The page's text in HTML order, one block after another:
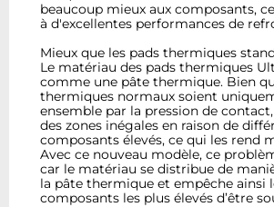
beaucoup mieux aux composants,
à d'excellentes performances de
Mieux que les pads thermiques
Le matériau des pads thermiques
comme une pâte thermique. Bien
thermiques normaux soient
ensemble par la pression de
des zones inégales en raison de
composants élevés, ce qui les rend
Avec ce nouveau modèle, ce
car le matériau se distribue de
la pâte thermique et empêche ainsi
composants les plus élevés d’être